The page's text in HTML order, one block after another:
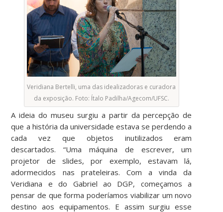
Veridiana Bertelli, uma das idealizadoras e curadora
da exposição. Foto: Ítalo Padilha/Agecom/UFSC.
A ideia do museu surgiu a partir da percepção de
que a história da universidade estava se perdendo a
cada vez que objetos inutilizados eram
descartados. “Uma máquina de escrever, um
projetor de slides, por exemplo, estavam lá,
adormecidos nas prateleiras. Com a vinda da
Veridiana e do Gabriel ao DGP, começamos a
pensar de que forma poderíamos viabilizar um novo
destino aos equipamentos. E assim surgiu esse